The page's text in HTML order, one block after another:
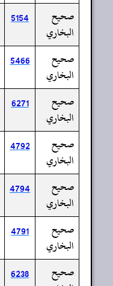
صحيح
البخاري
5154
صحيح
البخاري
5466
صحيح
البخاري
6271
صحيح
البخاري
4792
صحيح
البخاري
4794
صحيح
البخاري
4791
صحيح
6238